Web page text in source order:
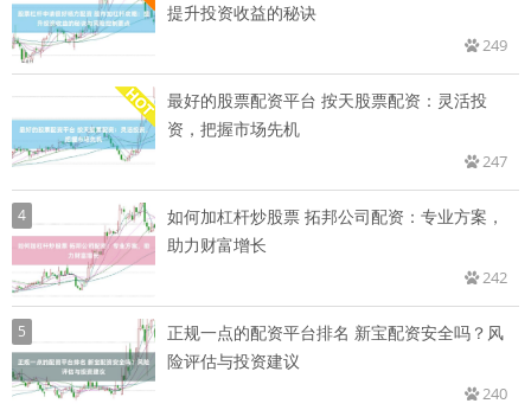
提升投资收益的秘诀
249
最好的股票配资平台 按天股票配资：灵活投
资，把握市场先机
247
4
如何加杠杆炒股票 拓邦公司配资：专业方案，
助力财富增长
242
5
正规一点的配资平台排名 新宝配资安全吗？风
险评估与投资建议
240